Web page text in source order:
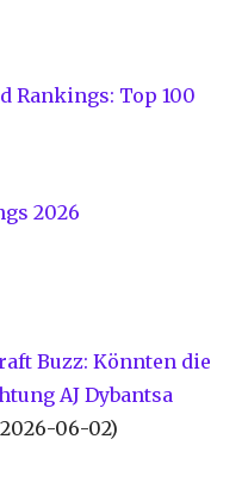
Rankings: Top 100
2026
Buzz: Könnten die
AJ Dybantsa
06-02)